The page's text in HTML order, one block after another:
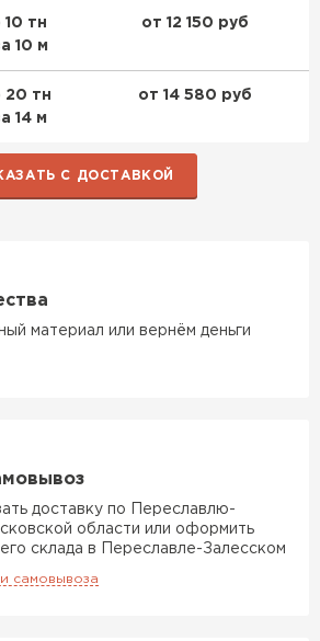
тн
10 м
от 12 150 руб
20 тн
14 м
от 14 580 руб
С ДОСТАВКОЙ
материал или вернём деньги
доставку по Переславлю-
области или оформить
склада в Переславле-Залесском
самовывоза